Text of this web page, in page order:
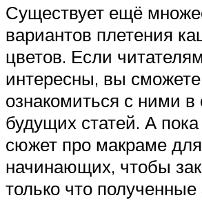
Существует ещё
вариантов плетения
цветов. Если
интересны, вы сможете
ознакомиться с ними в
будущих статей. А
сюжет про макраме для
начинающих, чтобы
только что полученные